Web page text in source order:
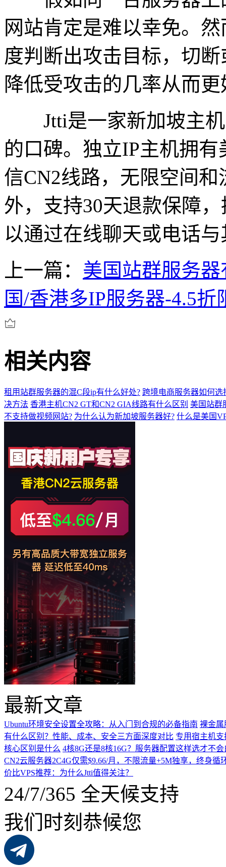
网站肯定是难以幸免。
度判断出攻击目标，切
降低受攻击的几率从而
Jtti是一家新加坡主机
的口碑。独立IP主机拥
信CN2线路，无限空间
外，支持30天退款保障
以通过在线聊天或电话
上一篇： 美国站群服务
国/香港多IP服务器-4.5折
相关内容
租用站群服务器的混C段ip有什么好处? 跨境电商服务器如何选
决方法 香港主机CN2 GT和CN2 GIA线路有什么区别 美国站群
不支持做视频网站? 为什么认为新加坡服务器好? 什么是美国
最新文章
Ubuntu环境安全设置全攻略：从入门到合规的必备指南 裸金属
有什么区别？性能、成本、安全三方面深度对比 专用宿主机
核心区别是什么 4核8G还是8核16G？服务器配置这样选才不
CN2云服务器2C4G仅需$9.66/月，不限流量+5M独享，终身循
价比VPS推荐：为什么Jtti值得关注？
24/7/365 全天候支持
我们时刻恭候您